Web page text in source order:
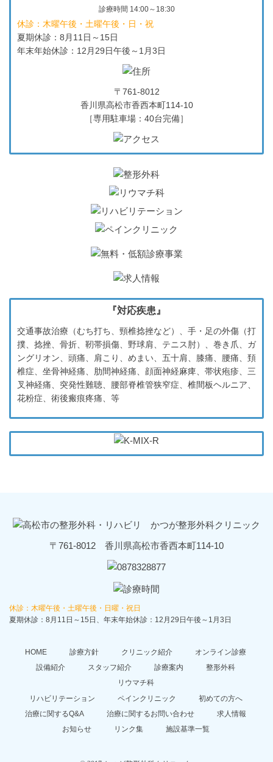
診療時間 14:00～18:30
休診：木曜午後・土曜午後・日・祝
夏期休診：8月11日～15日
年末年始休診：12月29日午後～1月3日
〒761-8012
香川県高松市香西本町114-10
［専用駐車場：40台完備］
『対応疾患』
交通事故治療（むち打ち、頸椎捻挫など）、手・足の外傷（打
撲、捻挫、骨折、靭帯損傷、野球肩、テニス肘）、巻き爪、ガ
ングリオン、頭痛、肩こり、めまい、五十肩、膝痛、腰痛、頚
椎症、坐骨神経痛、肋間神経痛、顔面神経麻痺、帯状疱疹、三
叉神経痛、突発性難聴、腰部脊椎管狭窄症、椎間板ヘルニア、
花粉症、術後瘢痕疼痛、等
〒761-8012 香川県高松市香西本町114-10
休診：木曜午後・土曜午後・日曜・祝日
夏期休診：8月11日～15日、年末年始休診：12月29日午後～1月3日
HOME 診療方針 クリニック紹介
オンライン診療
設備紹介
スタッフ紹介 診療案内
整形外科
リウマチ科
リハビリテーション
ペインクリニック
初めての方へ
治療に関するQ&A
治療に関するお問い合わせ
求人情報
お知らせ
リンク集 施設基準一覧